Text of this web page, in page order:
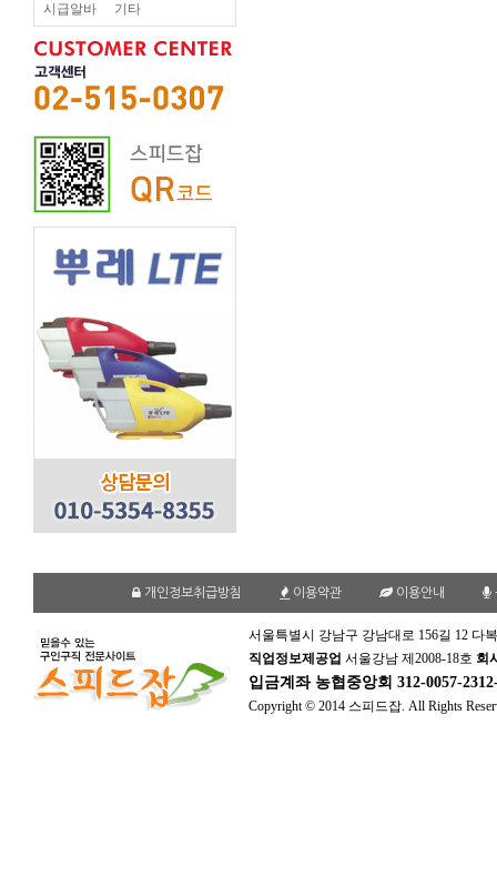
시급알바 기타
개인정보취급방침 이용약관 이용안내
서울특별시 강남구 강남대로 156길 12 다
직업정보제공업 서울강남 제2008-18호 회
입금계좌 농협중앙회 312-0057-
Copyright © 2014 스피드잡. All Rights